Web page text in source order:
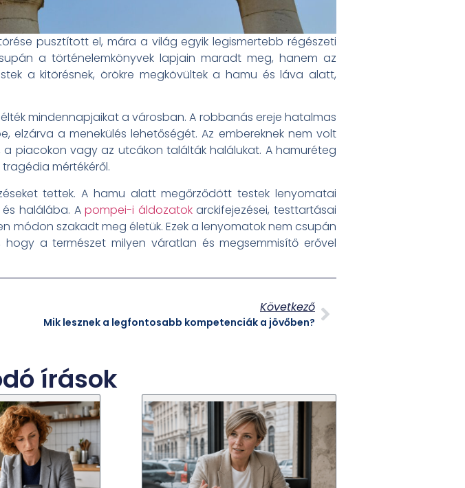
pusztított el, mára a világ egyik legismertebb régészeti
a történelemkönyvek lapjain maradt meg, hanem az
a kitörésnek, örökre megkövültek a hamu és láva alatt,
mindennapjaikat a városban. A robbanás ereje hatalmas
a menekülés lehetőségét. Az embereknek nem volt
piacokon vagy az utcákon találták halálukat. A hamuréteg
mértékéről.
tettek. A hamu alatt megőrződött testek lenyomatai
és halálába. Apompei-i áldozatokarckifejezései, testtartásai
módon szakadt meg életük. Ezek a lenyomatok nem csupán
a természet milyen váratlan és megsemmisítő erővel
Következő
Mik lesznek a legfontosabb kompetenciák a jövőben?
írások